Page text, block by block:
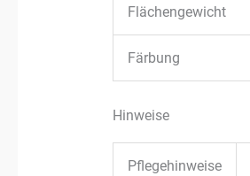
Flächengewicht
Färbung
Hinweise
Pflegehinweise